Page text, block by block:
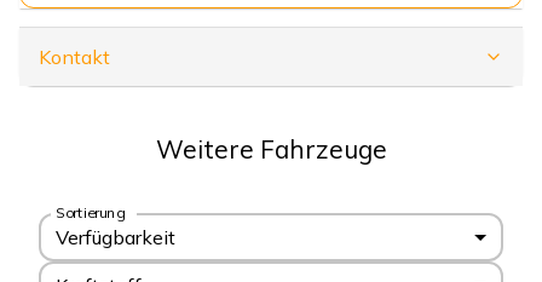
Kontakt
Weitere Fahrzeuge
Sortierung
Verfügbarkeit